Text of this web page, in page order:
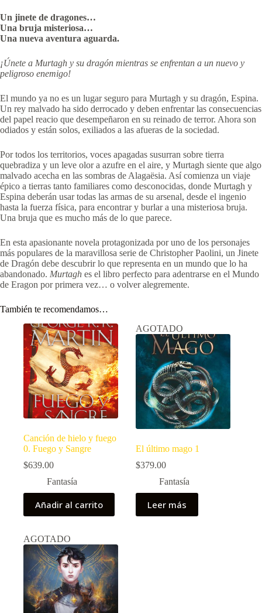
Un jinete de dragones…
Una bruja misteriosa…
Una nueva aventura aguarda.
¡Únete a Murtagh y su dragón mientras se enfrentan a un nuevo y
peligroso enemigo!
El mundo ya no es un lugar seguro para Murtagh y su dragón, Espina.
Un rey malvado ha sido derrocado y deben enfrentar las consecuencias
del papel reacio que desempeñaron en su reinado de terror. Ahora son
odiados y están solos, exiliados a las afueras de la sociedad.
Por todos los territorios, voces apagadas susurran sobre tierra
quebradiza y un leve olor a azufre en el aire, y Murtagh siente que algo
malvado acecha en las sombras de Alagaësia. Así comienza un viaje
épico a tierras tanto familiares como desconocidas, donde Murtagh y
Espina deberán usar todas las armas de su arsenal, desde el ingenio
hasta la fuerza física, para encontrar y burlar a una misteriosa bruja.
Una bruja que es mucho más de lo que parece.
En esta apasionante novela protagonizada por uno de los personajes
más populares de la maravillosa serie de Christopher Paolini, un Jinete
de Dragón debe descubrir lo que representa en un mundo que lo ha
abandonado. Murtagh es el libro perfecto para adentrarse en el Mundo
de Eragon por primera vez… o volver alegremente.
También te recomendamos…
Canción de hielo y fuego
0. Fuego y Sangre
$639.00
Fantasía
Añadir al carrito
AGOTADO
El último mago 1
$379.00
Fantasía
Leer más
AGOTADO